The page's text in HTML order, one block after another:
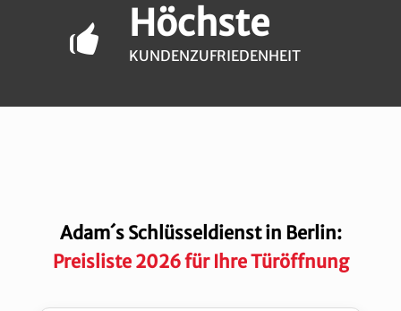
Höchste
KUNDENZUFRIEDENHEIT
Adam´s Schlüsseldienst in Berlin:
Preisliste 2026 für Ihre Türöffnung